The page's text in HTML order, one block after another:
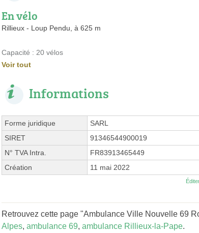
En vélo
Rillieux - Loup Pendu, à 625 m
Capacité : 20 vélos
Voir tout
Informations
Forme juridique
SARL
SIRET
91346544900019
N° TVA Intra.
FR83913465449
Création
11 mai 2022
Retrouvez cette page "Ambulance Ville Nouvelle 69
Alpes, ambulance 69, ambulance Rillieux-la-Pape.